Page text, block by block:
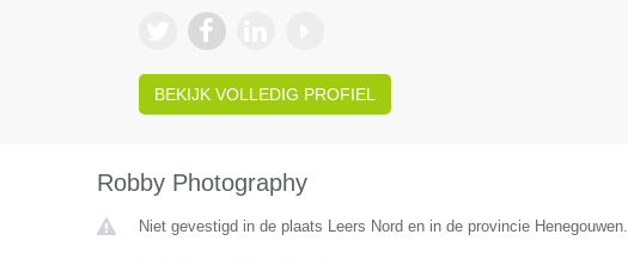
BEKIJK VOLLEDIG PROFIEL
Robby Photography
Niet gevestigd in de plaats Leers Nord en in de provincie Henegouwen.